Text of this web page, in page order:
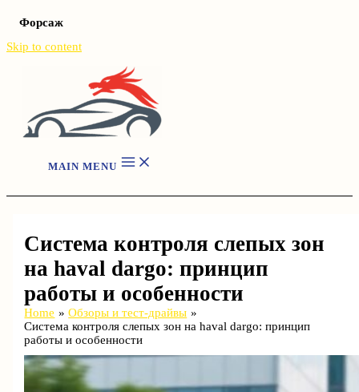
Форсаж
Skip to content
MAIN MENU
Система контроля слепых зон
на haval dargo: принцип
работы и особенности
Home
Обзоры и тест-драйвы
Система контроля слепых зон на haval dargo: принцип
работы и особенности